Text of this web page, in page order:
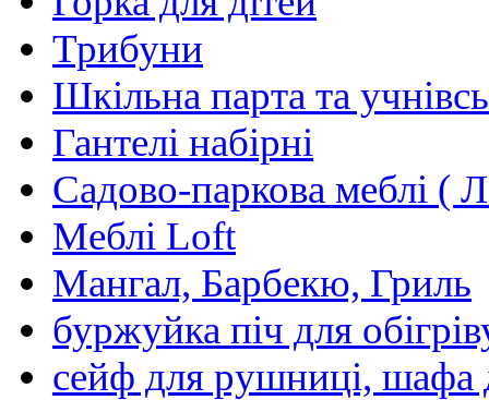
Трибуни
Шкільна парта та
Гантелі набірні
Садово-паркова меблі (
Меблі Loft
Мангал, Барбекю, Гриль
буржуйка піч для
сейф для рушниці, шафа